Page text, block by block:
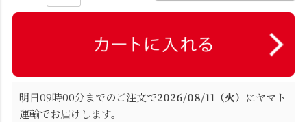
明日09時00分までのご注文で2026/08/11（火） にヤマト
運輸でお届けします。